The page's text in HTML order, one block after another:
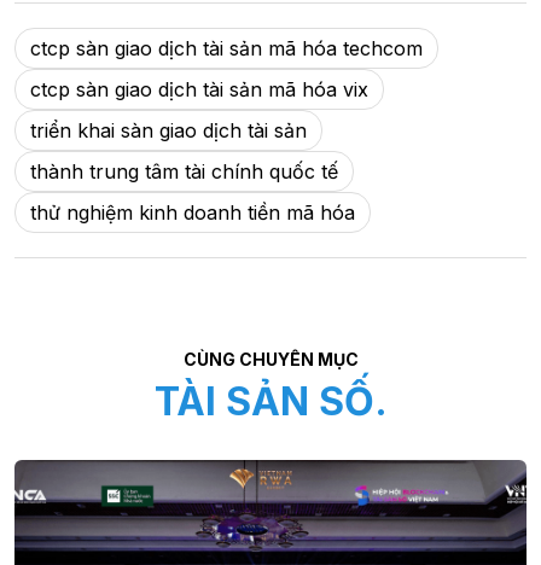
ctcp sàn giao dịch tài sản mã hóa techcom
ctcp sàn giao dịch tài sản mã hóa vix
triển khai sàn giao dịch tài sản
thành trung tâm tài chính quốc tế
thử nghiệm kinh doanh tiền mã hóa
CÙNG CHUYÊN MỤC
TÀI SẢN SỐ.